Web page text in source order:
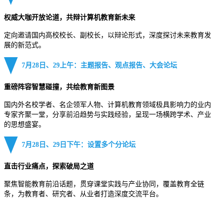
权威大咖开放论道，共辩计算机教育新未来
定向邀请国内高校校长、副校长，以辩论形式，深度探讨未来教育发
展的新范式。
7月28 日、29 上午：主题报告、观点报告、大会论坛
重磅阵容智慧碰撞，共绘教育新图景
国内外名校学者、名企领军人物、计算机教育领域极具影响力的业内
专家齐聚一堂，分享前沿趋势与实践经验，呈现一场横跨学术、产业
的思想盛宴。
7月28 日、29 日下午： 设置多个分论坛
直击行业痛点， 探索破局之道
聚焦智能教育前沿话题，贯穿课堂实践与产业协同，覆盖教育全链
条，为教育者、研究者、从业者打造深度交流平台。